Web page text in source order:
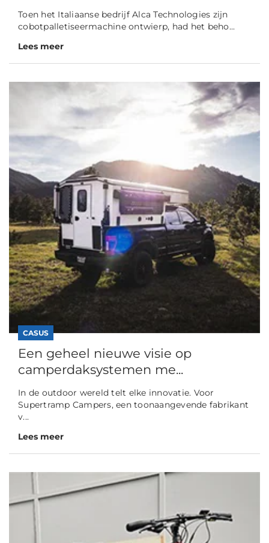
Toen het Italiaanse bedrijf Alca Technologies zijn
cobotpalletiseermachine ontwierp, had het beho...
Lees meer
CASUS
Een geheel nieuwe visie op
camperdaksystemen me...
In de outdoor wereld telt elke innovatie. Voor
Supertramp Campers, een toonaangevende fabrikant
v...
Lees meer